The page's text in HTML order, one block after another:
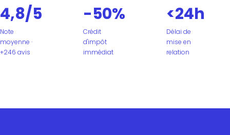
4,8/5
Note
moyenne ·
+246 avis
-50%
Crédit
d'impôt
immédiat
<24h
Délai de
mise en
relation